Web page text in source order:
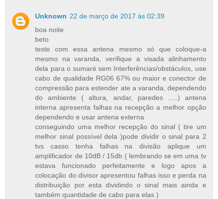
Unknown 22 de março de 2017 às 02:39
boa noite
beto
teste com essa antena mesmo só que coloque-a
mesmo na varanda, verifique a visada alinhamento
dela para o sumaré sem Interferências/obstáculos, use
cabo de qualidade RG06 67% ou maior e conector de
compressão para estender ate a varanda, dependendo
do ambiente ( altura, andar, paredes .....) antena
interna apresenta falhas na recepção a melhor opção
dependendo e usar antena externa
conseguindo uma melhor recepção do sinal ( tire um
melhor sinal possível dela )pode dividir o sinal para 2
tvs casso tenha falhas na divisão aplique um
amplificador de 10dB / 15db ( lembrando se em uma tv
estava funcionado perfeitamente e logo apos a
colocação do divisor apresentou falhas isso e perda na
distribuição por esta dividindo o sinal mais ainda e
também quantidade de cabo para elas )